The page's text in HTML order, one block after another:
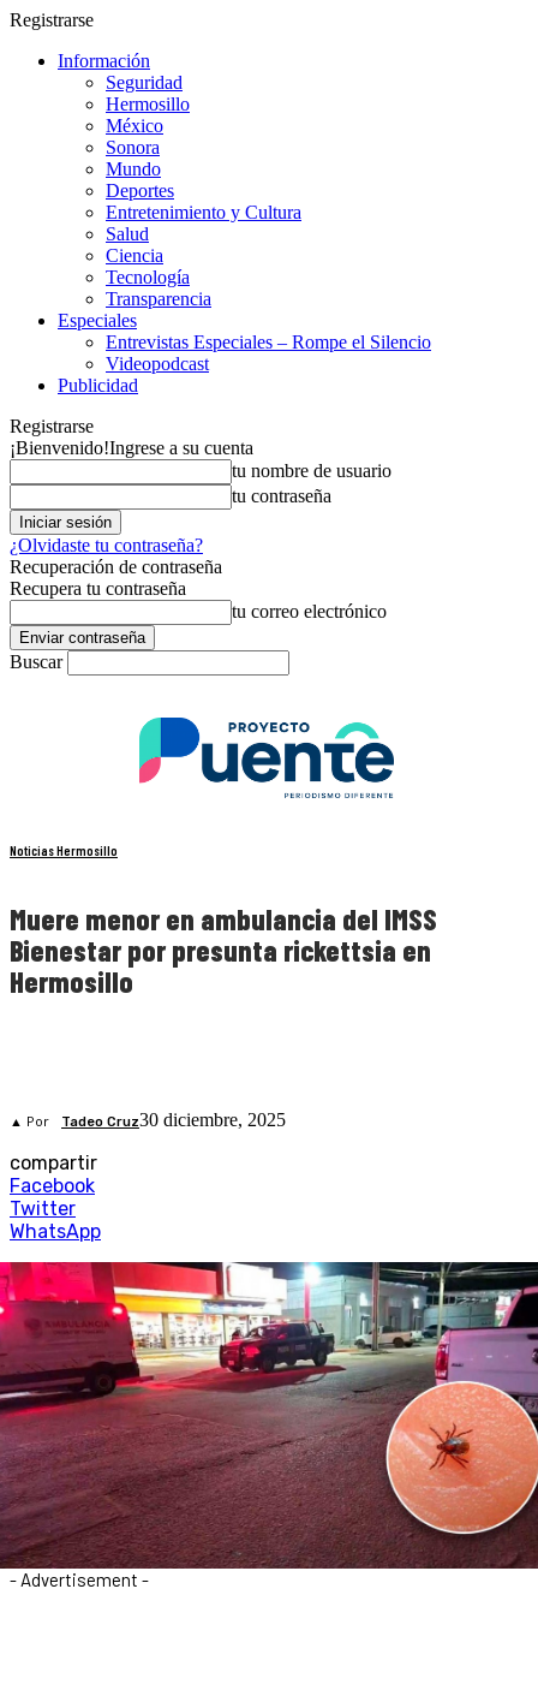
Registrarse
Información
Seguridad
Hermosillo
México
Sonora
Mundo
Deportes
Entretenimiento y Cultura
Salud
Ciencia
Tecnología
Transparencia
Especiales
Entrevistas Especiales – Rompe el Silencio
Videopodcast
Publicidad
Registrarse
¡Bienvenido!Ingrese a su cuenta
tu nombre de usuario
tu contraseña
¿Olvidaste tu contraseña?
Recuperación de contraseña
Recupera tu contraseña
tu correo electrónico
Buscar
Noticias Hermosillo
Muere menor en ambulancia del IMSS
Bienestar por presunta rickettsia en
Hermosillo
▲ Por Tadeo Cruz30 diciembre, 2025
compartir
Facebook
Twitter
WhatsApp
- Advertisement -